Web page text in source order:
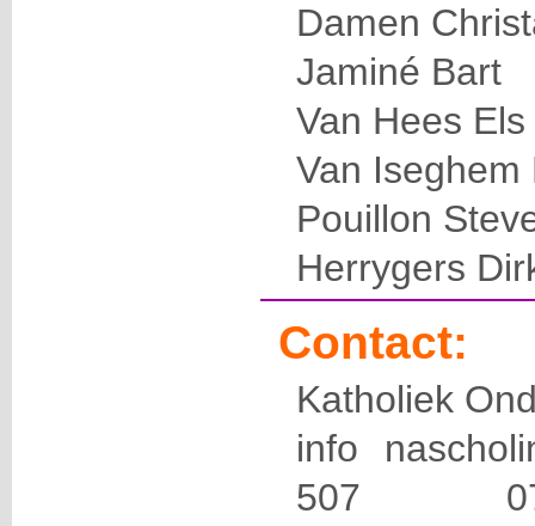
Damen
Jaminé Bart
Van Hees Els
Van Iseghem
Pouillon
Herrygers
Contact:
Katholiek
info
507